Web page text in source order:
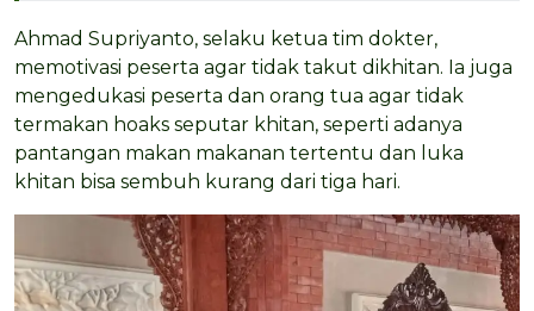
Ahmad Supriyanto, selaku ketua tim dokter,
memotivasi peserta agar tidak takut dikhitan. Ia juga
mengedukasi peserta dan orang tua agar tidak
termakan hoaks seputar khitan, seperti adanya
pantangan makan makanan tertentu dan luka
khitan bisa sembuh kurang dari tiga hari.